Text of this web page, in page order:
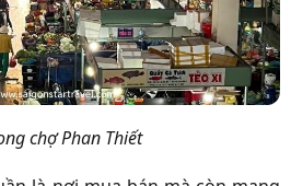
chợ Phan Thiết